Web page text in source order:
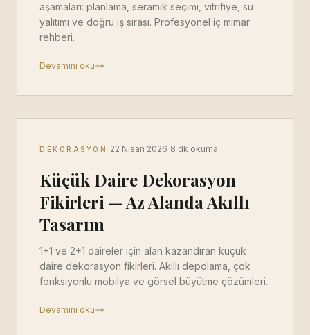
aşamaları: planlama, seramik seçimi, vitrifiye, su
yalıtımı ve doğru iş sırası. Profesyonel iç mimar
rehberi.
Devamını oku
DEKORASYON 22 Nisan 2026 8 dk okuma
Küçük Daire Dekorasyon
Fikirleri — Az Alanda Akıllı
Tasarım
1+1 ve 2+1 daireler için alan kazandıran küçük
daire dekorasyon fikirleri. Akıllı depolama, çok
fonksiyonlu mobilya ve görsel büyütme çözümleri.
Devamını oku